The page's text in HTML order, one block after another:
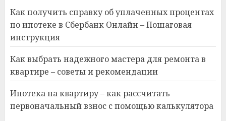
Как получить справку об уплаченных процентах
по ипотеке в Сбербанк Онлайн – Пошаговая
инструкция
Как выбрать надежного мастера для ремонта в
квартире – советы и рекомендации
Ипотека на квартиру – как рассчитать
первоначальный взнос с помощью калькулятора